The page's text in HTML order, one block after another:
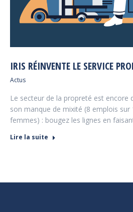
IRIS RÉINVENTE LE SERVICE
Actus
Le secteur de la propreté est encore
son manque de mixité (8 emplois
femmes) : bougez les lignes en
Lire la suite